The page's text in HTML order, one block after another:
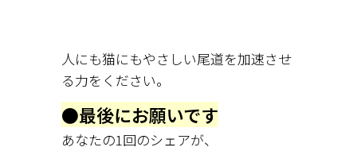
人にも猫にもやさしい尾道を加速させ
る力をください。
●最後にお願いです
あなたの1回のシェアが、